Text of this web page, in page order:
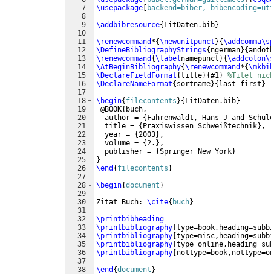
7
8
9
10
11
12
13
14
15
16
17
18
19
20
21
22
23
24
25
26
27
28
29
30
31
32
33
34
35
36
37
38
\usepackage
backend=biber,
\addbibresource{ LitDaten.bib}
\renewcommand *{\newunitpunct }{
\DefineBibliographyStrings{ ngerman}{
\renewcommand {\labelnamepunct }{
\AtBeginBibliography{\renewcommand *{
\DeclareFieldFormat{title}{#1} %Titel
\DeclareNameFormat{ sortname}{ last-first }
\begin{ filecontents }{ LitDaten.bib}
@BOOK{ buch,
  author =
{ Fährenwaldt, Hans J and
  title =
{ Praxiswissen Schweißtechnik} ,
  year =
{2003} ,
  volume =
{2. } ,
  publisher =
{Springer New York}
}
\end { filecontents }
\begin{document }
Zitat Buch: \cite{ buch}
\printbibheading
\printbibliography
\printbibliography
\printbibliography
\printbibliography
\end {document }